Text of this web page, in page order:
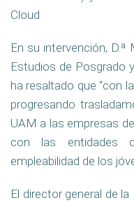
Cloud
En su intervención,
Estudios de Posgrado
ha resaltado que “con
progresando
UAM a las empresas
con las entidades
empleabilidad de los
El director general de